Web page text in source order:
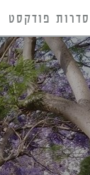
סדרות פודקסט